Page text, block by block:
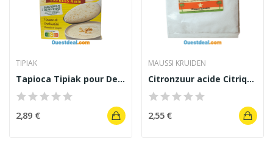
TIPIAK
Tapioca Tipiak pour Desserts et Soupes 300g
2,89 €
MAUSSI KRUIDEN
Citronzuur acide Citrique l'âme du floup...
2,55 €